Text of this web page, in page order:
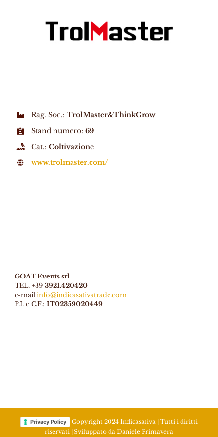
Rag. Soc.: TrolMaster&ThinkGrow
Stand numero: 69
Cat.: Coltivazione
www.trolmaster.com/
GOAT Events srl
TEL. +39 3921.420420
e-mail info@indicasativatrade.com
P.I. e C.F.: IT02359020449
Privacy Policy
Copyright 2024 Indicasativa | Tutti i diritti
riservati | Sviluppato da Daniele Primavera